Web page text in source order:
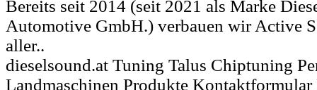
Bereits seit 2014 (seit 2021 als Marke
Automotive GmbH.) verbauen wir Active
aller..
dieselsound.at Tuning Talus Chiptuning
Landmaschinen Produkte